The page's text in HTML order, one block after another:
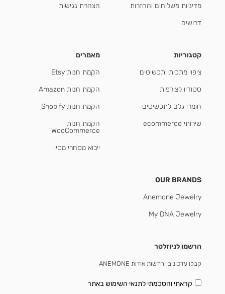
מדיניות משלוחים והחזרות
דרושים
הצהרת נגישות
קטגוריות
ציפוי מתכות ותכשיטים
סטודיו לצורפות
חומרי גלם לתכשיטים
שירותי ecommerce
מאמרים
הקמת חנות Etsy
הקמת חנות Amazon
הקמת חנות Shopify
הקמת חנות
WooCommerce
ייבוא מסחרי מסין
OUR BRANDS
Anemone Jewelry
My DNA Jewelry
הרשמו לניוזלטר
קבלו עדכונים וחדשות אודות ANEMONE
קראתי והסכמתילתנאי השימוש באתר